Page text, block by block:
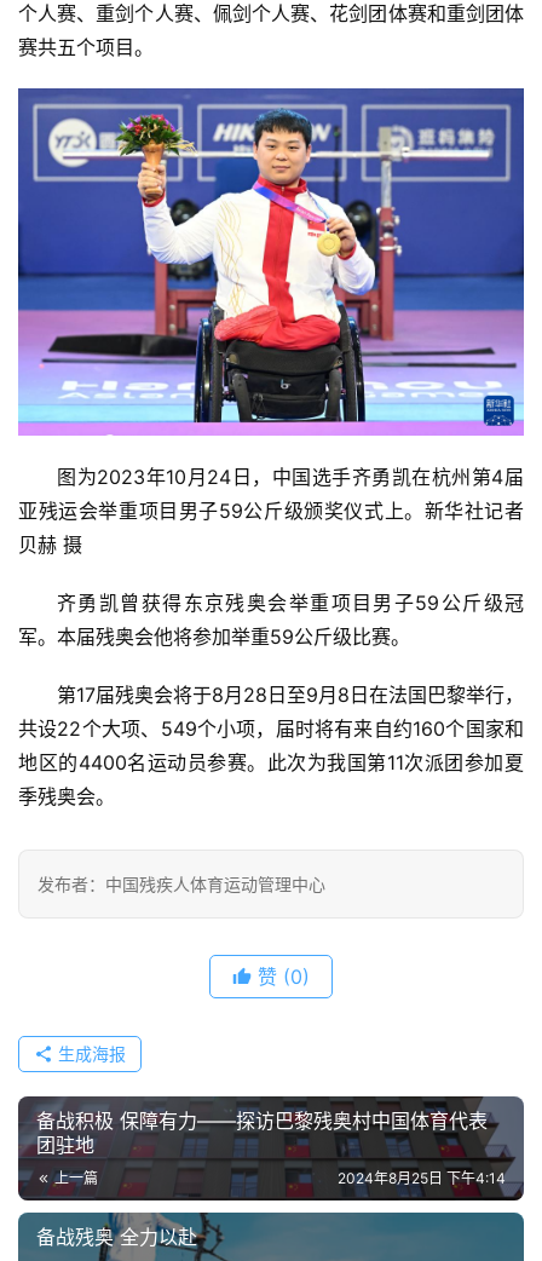
个人赛、重剑个人赛、佩剑个人赛、花剑团体赛和重剑团体
赛共五个项目。
图为2023年10月24日，中国选手齐勇凯在杭州第4届
亚残运会举重项目男子59公斤级颁奖仪式上。新华社记者
贝赫 摄
齐勇凯曾获得东京残奥会举重项目男子59公斤级冠
军。本届残奥会他将参加举重59公斤级比赛。
第17届残奥会将于8月28日至9月8日在法国巴黎举行，
共设22个大项、549个小项，届时将有来自约160个国家和
地区的4400名运动员参赛。此次为我国第11次派团参加夏
季残奥会。
发布者：中国残疾人体育运动管理中心
赞 (0)
生成海报
备战积极 保障有力——探访巴黎残奥村中国体育代表
团驻地
上一篇 2024年8月25日 下午4:14
备战残奥 全力以赴